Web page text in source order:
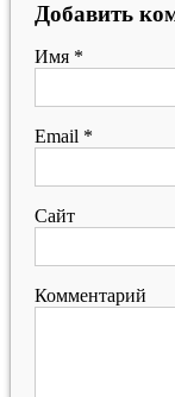
Добавить
Имя *
Email *
Сайт
Комментарий